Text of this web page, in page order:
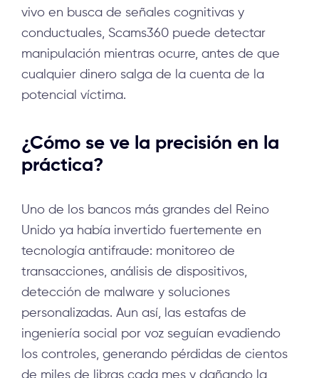
vivo en busca de señales cognitivas y
conductuales, Scams360 puede detectar
manipulación mientras ocurre, antes de que
cualquier dinero salga de la cuenta de la
potencial víctima.
¿Cómo se ve la precisión en la
práctica?
Uno de los bancos más grandes del Reino
Unido ya había invertido fuertemente en
tecnología antifraude: monitoreo de
transacciones, análisis de dispositivos,
detección de malware y soluciones
personalizadas. Aun así, las estafas de
ingeniería social por voz seguían evadiendo
los controles, generando pérdidas de cientos
de miles de libras cada mes y dañando la